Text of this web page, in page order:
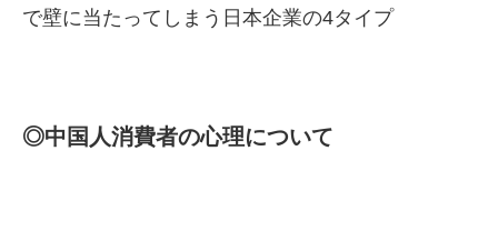
で壁に当たってしまう日本企業の4タイプ
◎中国人消費者の心理について